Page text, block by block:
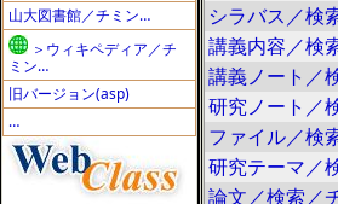
山大図書館／チミン…
＞ウィキペディア／チ
ミン…
旧バージョン(asp)
…
シラバス／検
講義内容／検
講義ノート／
研究ノート／
ファイル／検
研究テーマ／
論文／検索／